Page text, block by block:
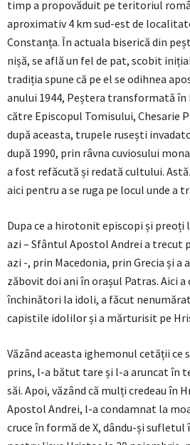
timp a propovăduit pe teritoriul
aproximativ 4 km sud-est de
Constanța. În actuala biserică din
nișă, se află un fel de pat, scobit
tradiția spune că pe el se odihnea
anului 1944, Peștera transformată
către Episcopul Tomisului, Chesarie
după aceasta, trupele rusești
după 1990, prin râvna cuviosului
a fost refăcută și redată cultului.
aici pentru a se ruga pe locul unde a
Dupa ce a hirotonit episcopi și preoți
azi – Sfântul Apostol Andrei a trecut
azi -, prin Macedonia, prin Grecia și a
zăbovit doi ani în orașul Patras. Aici
închinători la idoli, a făcut
capistile idolilor și a mărturisit pe
Văzând aceasta ighemonul cetății ce
prins, l-a bătut tare și l-a aruncat în
săi. Apoi, văzând că mulți credeau în
Apostol Andrei, l-a condamnat la
cruce în formă de X, dându-și